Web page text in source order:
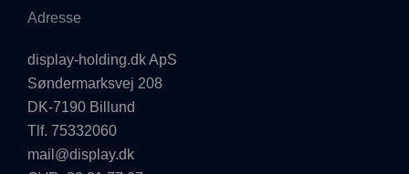
Adresse
display-holding.dk ApS
Søndermarksvej 208
DK-7190 Billund
Tlf. 75332060
mail@display.dk